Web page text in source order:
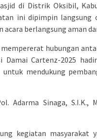
di Distrik Oksibil,
ini dipimpin langsung
acara berlangsung aman
hubungan
Damai Cartenz-2025
mendukung
Adarma Sinaga, S.I.K.,
kegiatan masyarakat